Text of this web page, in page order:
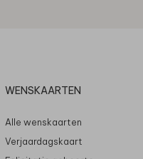
WENSKAARTEN
Alle wenskaarten
Verjaardagskaart